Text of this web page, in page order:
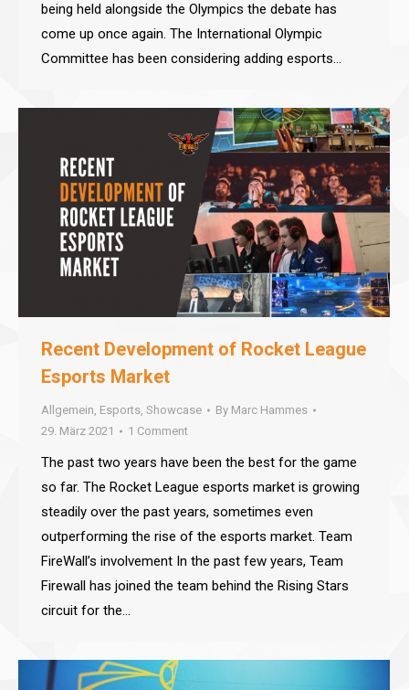
being held alongside the Olympics the debate has
come up once again. The International Olympic
Committee has been considering adding esports…
Recent Development of Rocket League
Esports Market
Allgemein, Esports, Showcase By Marc Hammes
29. März 2021
1 Comment
The past two years have been the best for the game
so far. The Rocket League esports market is growing
steadily over the past years, sometimes even
outperforming the rise of the esports market. Team
FireWall’s involvement In the past few years, Team
Firewall has joined the team behind the Rising Stars
circuit for the…